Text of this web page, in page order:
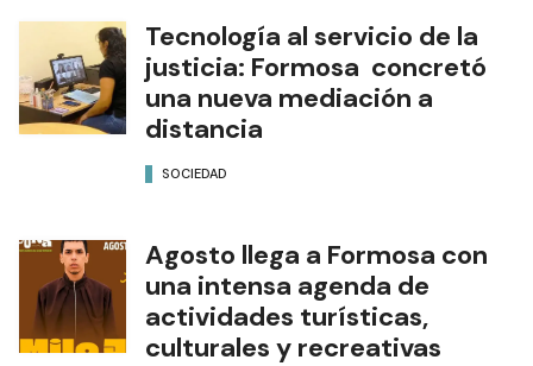
Tecnología al servicio de la
justicia: Formosa concretó
una nueva mediación a
distancia
SOCIEDAD
Agosto llega a Formosa con
una intensa agenda de
actividades turísticas,
culturales y recreativas